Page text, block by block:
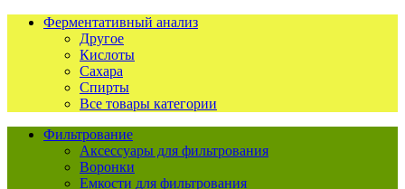
Ферментативный анализ
Другое
Кислоты
Сахара
Спирты
Все товары категории
Фильтрование
Аксессуары для фильтрования
Воронки
Емкости для фильтрования